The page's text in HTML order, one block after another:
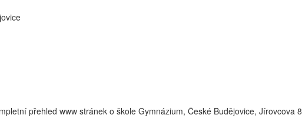
přehled www stránek o škole Gymnázium, České Budějovice, Jírovcova 8